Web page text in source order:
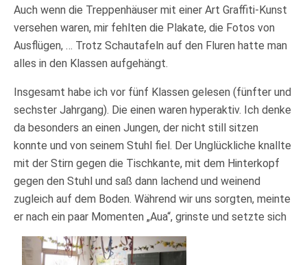
Auch wenn die Treppenhäuser mit einer Art Graffiti-Kunst
versehen waren, mir fehlten die Plakate, die Fotos von
Ausflügen, … Trotz Schautafeln auf den Fluren hatte man
alles in den Klassen aufgehängt.
Insgesamt habe ich vor fünf Klassen gelesen (fünfter und
sechster Jahrgang). Die einen waren hyperaktiv. Ich denke
da besonders an einen Jungen, der nicht still sitzen
konnte und von seinem Stuhl fiel. Der Unglückliche knallte
mit der Stirn gegen die Tischkante, mit dem Hinterkopf
gegen den Stuhl und saß dann lachend und weinend
zugleich auf dem Boden. Während wir uns sorgten, meinte
er nach ein paar Momenten „Aua“, grinste und setzte sich